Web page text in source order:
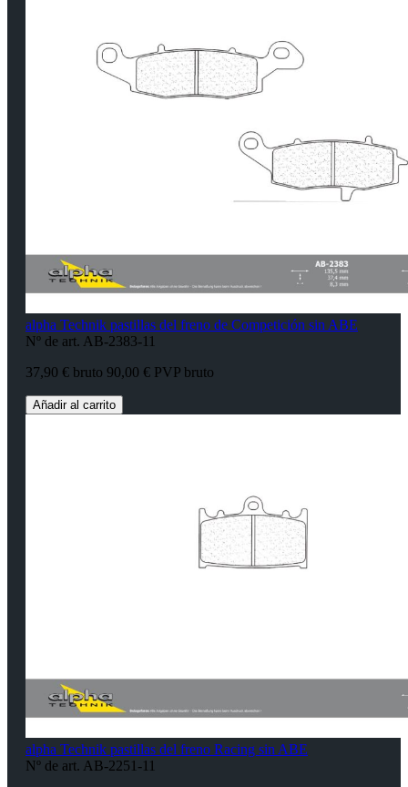
alpha Technik pastillas del freno de Competición sin ABE
Nº de art. AB-2383-11
37,90 € bruto 90,00 € PVP bruto
Añadir al carrito
alpha Technik pastillas del freno Racing sin ABE
Nº de art. AB-2251-11